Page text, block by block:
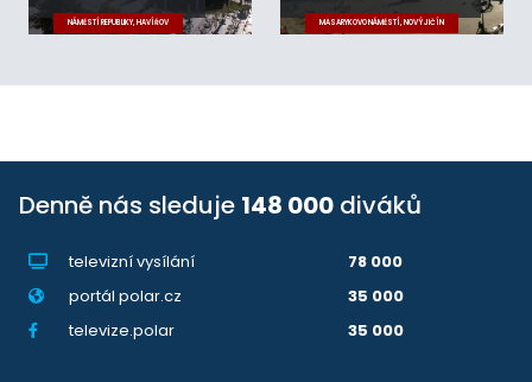
NÁMĚSTÍ REPUBLIKY, HAVÍŘOV MASARYKOVO NÁMĚSTÍ, NOVÝ JIČÍN
Denně nás sleduje 148 000 diváků
televizní vysílání
78 000
portál polar.cz
35 000
televize.polar
35 000